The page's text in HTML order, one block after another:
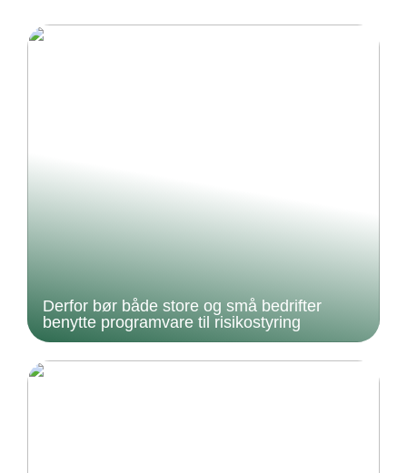
Derfor bør både store og små bedrifter
benytte programvare til risikostyring